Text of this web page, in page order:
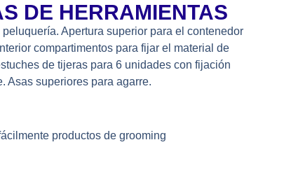
DE HERRAMIENTAS
Apertura superior para el contenedor
compartimentos para fijar el material de
de tijeras para 6 unidades con fijación
Asas superiores para agarre.
productos de grooming